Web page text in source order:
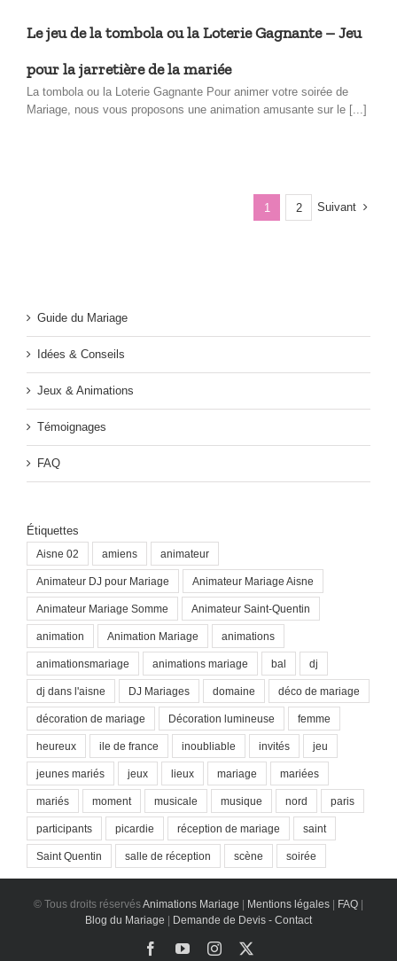
Le jeu de la tombola ou la Loterie Gagnante – Jeu
pour la jarretière de la mariée
La tombola ou la Loterie Gagnante Pour animer votre soirée de
Mariage, nous vous proposons une animation amusante sur le [...]
1 2 Suivant
Guide du Mariage
Idées & Conseils
Jeux & Animations
Témoignages
FAQ
Étiquettes
Aisne 02 amiens animateur
Animateur DJ pour Mariage Animateur Mariage Aisne
Animateur Mariage Somme Animateur Saint-Quentin
animation Animation Mariage animations
animationsmariage animations mariage bal dj
dj dans l'aisne DJ Mariages domaine déco de mariage
décoration de mariage Décoration lumineuse femme
heureux ile de france inoubliable invités jeu
jeunes mariés jeux lieux mariage mariées
mariés moment musicale musique nord paris
participants picardie réception de mariage saint
Saint Quentin salle de réception scène soirée
© Tous droits réservésAnimations Mariage Mentions légales FAQ
Blog du Mariage
Demande de Devis - Contact
FacebookYouTubeInstagram